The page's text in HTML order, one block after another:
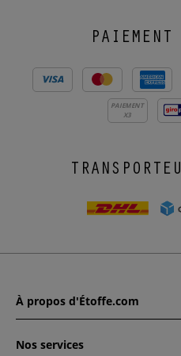
PAIEMENT
PAIEMENT
X3
À propos d'Étoffe.com
Nos services